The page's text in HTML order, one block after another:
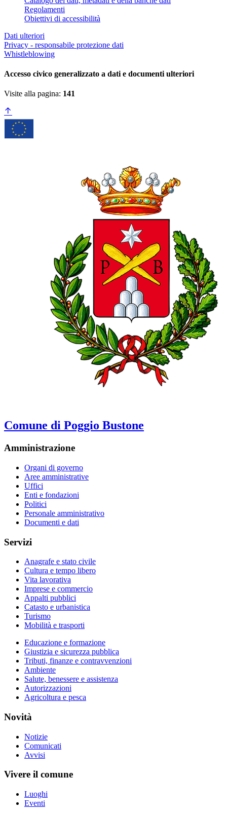
Regolamenti
Obiettivi di accessibilità
Dati ulteriori
Privacy - responsabile protezione dati
Whistleblowing
Accesso civico generalizzato a dati e documenti ulteriori
Visite alla pagina: 141
Comune di Poggio Bustone
Amministrazione
Organi di governo
Aree amministrative
Uffici
Enti e fondazioni
Politici
Personale amministrativo
Documenti e dati
Servizi
Anagrafe e stato civile
Cultura e tempo libero
Vita lavorativa
Imprese e commercio
Appalti pubblici
Catasto e urbanistica
Turismo
Mobilità e trasporti
Educazione e formazione
Giustizia e sicurezza pubblica
Tributi, finanze e contravvenzioni
Ambiente
Salute, benessere e assistenza
Autorizzazioni
Agricoltura e pesca
Novità
Notizie
Comunicati
Avvisi
Vivere il comune
Luoghi
Eventi